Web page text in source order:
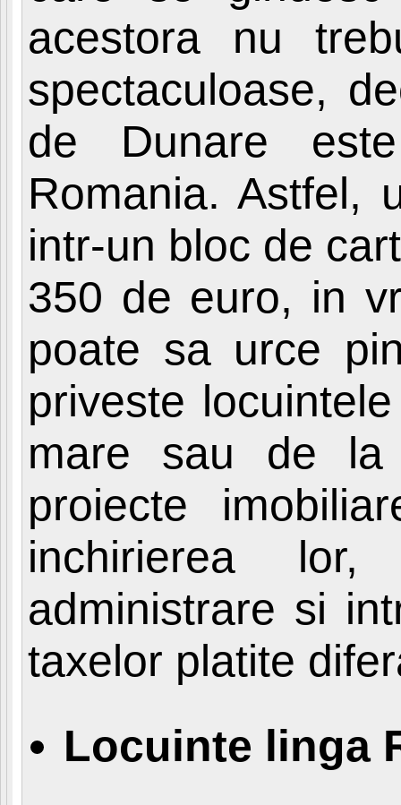
acestora nu
spectaculoase,
de Dunare
Romania. Astfel,
intr-un bloc de
350 de euro, in
poate sa urce
priveste
mare sau de la
proiecte
inchirierea
administrare si
taxelor platite
Locuinte linga